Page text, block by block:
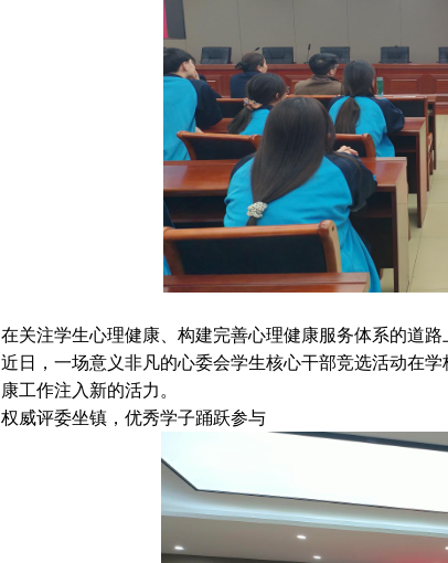
在关注学生心理健康、构建完善心理健康服务体系的道
近日，一场意义非凡的心委会学生核心干部竞选活动在
康工作注入新的活力。
权威评委坐镇，优秀学子踊跃参与